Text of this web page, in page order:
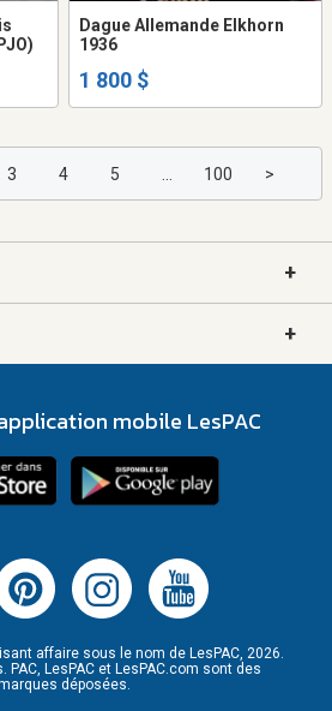
Dague Allemande Elkhorn
1936
1 800 $
3 4 5 100 >
+
+
mobile LesPAC
affaire sous le nom de LesPAC, 2026.
PAC, LesPAC et LesPAC.com sont des
déposées.